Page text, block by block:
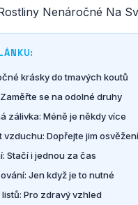
krásky do tmavých koutů
se na odolné druhy
zálivka: Méně je někdy více
vzduchu: Dopřejte jim osvěžení
Stačí i jednou za čas
Jen když je to nutné
Pro zdravý vzhled